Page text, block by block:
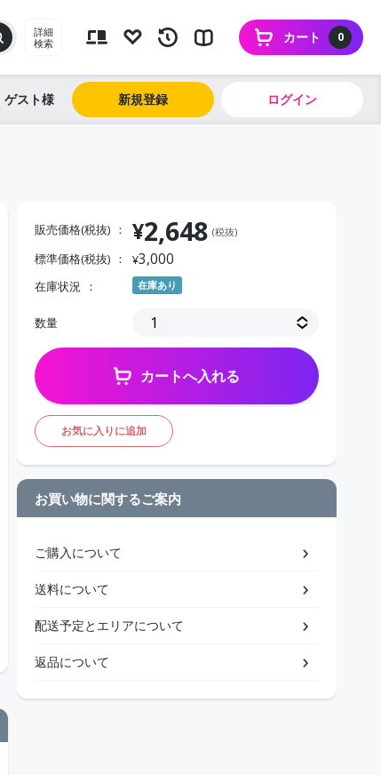
詳細
検索
0
カート
ゲスト 新規登録 ログイン
販売価格(税抜) ¥2,648 (税抜)
標準価格(税抜) ¥3,000
在庫状況 在庫あり
数量
カートへ入れる
お気に入りに追加
お買い物に関するご案内
ご購入について
送料について
配送予定とエリアについて
返品について